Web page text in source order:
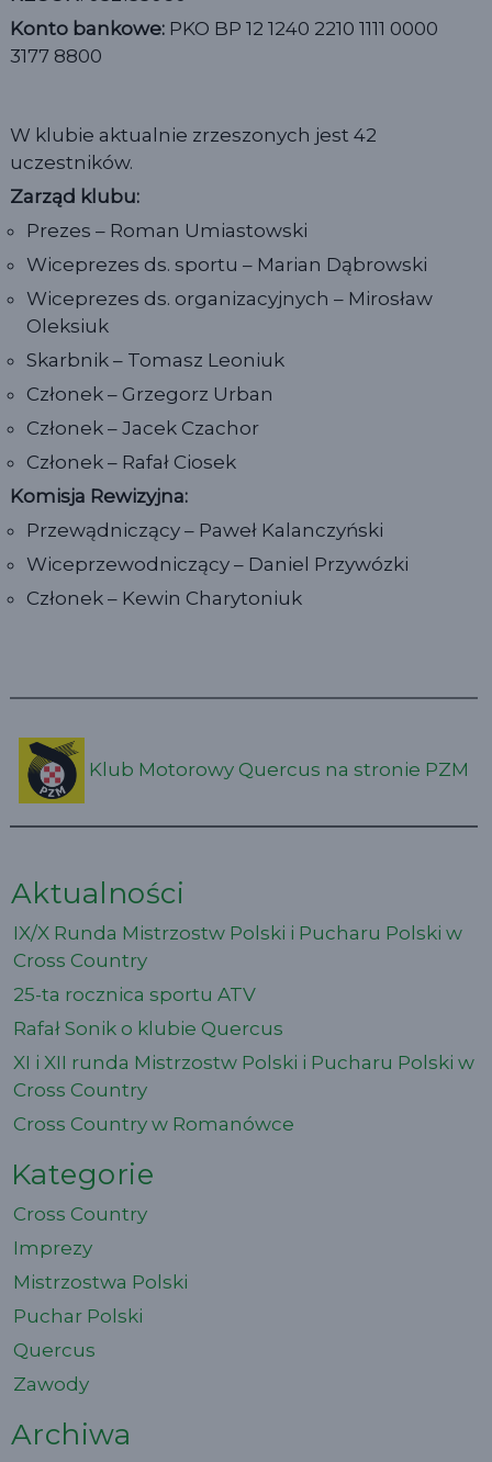
Konto bankowe:PKO BP 12 1240 2210 1111 0000
3177 8800
W klubie aktualnie zrzeszonych jest 42
uczestników.
Zarząd klubu:
Prezes – Roman Umiastowski
Wiceprezes ds. sportu – Marian Dąbrowski
Wiceprezes ds. organizacyjnych – Mirosław
Oleksiuk
Skarbnik – Tomasz Leoniuk
Członek – Grzegorz Urban
Członek – Jacek Czachor
Członek – Rafał Ciosek
Komisja Rewizyjna:
Przewądniczący – Paweł Kalanczyński
Wiceprzewodniczący – Daniel Przywózki
Członek – Kewin Charytoniuk
Klub Motorowy Quercus na stronie PZM
Aktualności
IX/X Runda Mistrzostw Polski i Pucharu Polski w
Cross Country
25-ta rocznica sportu ATV
Rafał Sonik o klubie Quercus
XI i XII runda Mistrzostw Polski i Pucharu Polski w
Cross Country
Cross Country w Romanówce
Kategorie
Cross Country
Imprezy
Mistrzostwa Polski
Puchar Polski
Quercus
Zawody
Archiwa